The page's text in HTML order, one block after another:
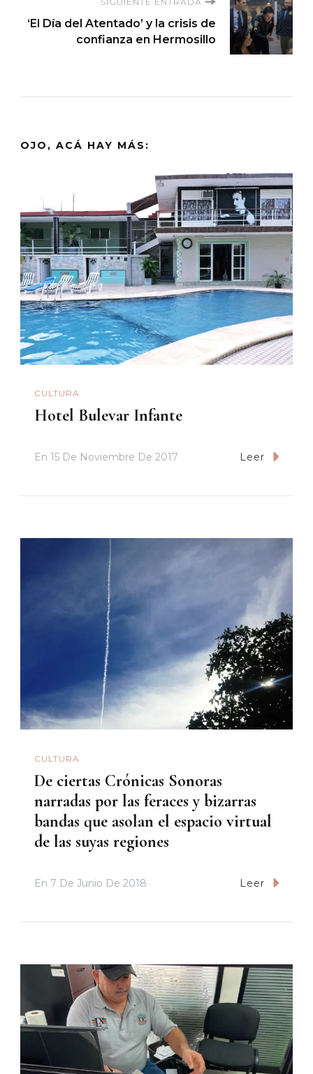
‘El Día del Atentado’ y la crisis de
confianza en Hermosillo
OJO, ACÁ HAY MÁS:
CULTURA
Hotel Bulevar Infante
En 15 De Noviembre De 2017 Leer
CULTURA
De ciertas Crónicas Sonoras
narradas por las feraces y bizarras
bandas que asolan el espacio virtual
de las suyas regiones
En 7 De Junio De 2018 Leer